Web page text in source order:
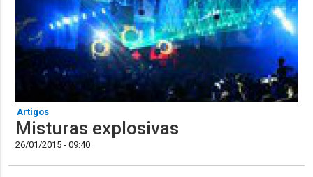
Artigos
Misturas explosivas
26/01/2015 - 09:40